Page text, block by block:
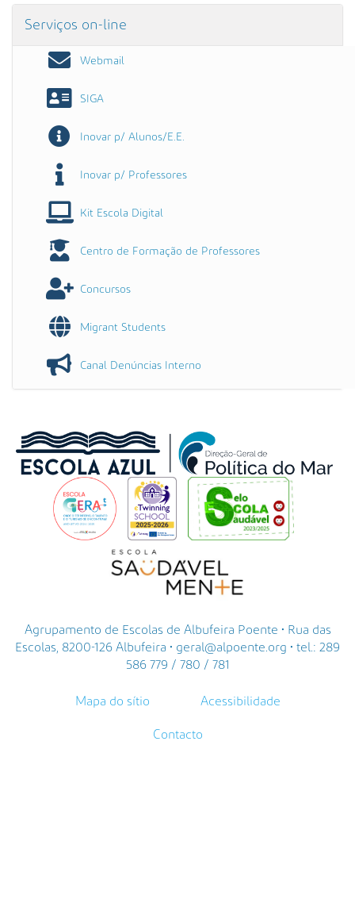
Serviços on-line
Webmail
SIGA
Inovar p/ Alunos/E.E.
Inovar p/ Professores
Kit Escola Digital
Centro de Formação de Professores
Concursos
Migrant Students
Canal Denúncias Interno
Agrupamento de Escolas de Albufeira Poente • Rua das
Escolas, 8200-126 Albufeira • geral@alpoente.org • tel.: 289
586 779 / 780 / 781
Mapa do sítio Acessibilidade
Contacto